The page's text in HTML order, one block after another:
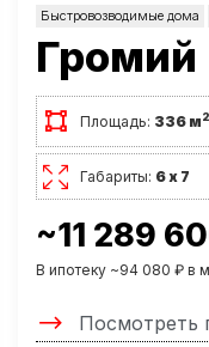
Быстровозводимые дома
Громий
Площадь: 336 м2
Габариты: 6 х 7
~11 289
В ипотеку ~94 080 ₽ в
Посмотреть